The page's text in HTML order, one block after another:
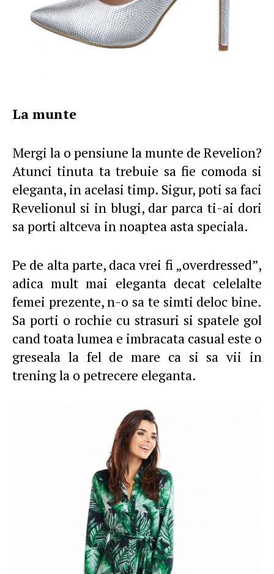
La munte
Mergi la o pensiune la munte de Revelion?
Atunci tinuta ta trebuie sa fie comoda si
eleganta, in acelasi timp. Sigur, poti sa faci
Revelionul si in blugi, dar parca ti-ai dori
sa porti altceva in noaptea asta speciala.
Pe de alta parte, daca vrei fi „overdressed”,
adica mult mai eleganta decat celelalte
femei prezente, n-o sa te simti deloc bine.
Sa porti o rochie cu strasuri si spatele gol
cand toata lumea e imbracata casual este o
greseala la fel de mare ca si sa vii in
trening la o petrecere eleganta.